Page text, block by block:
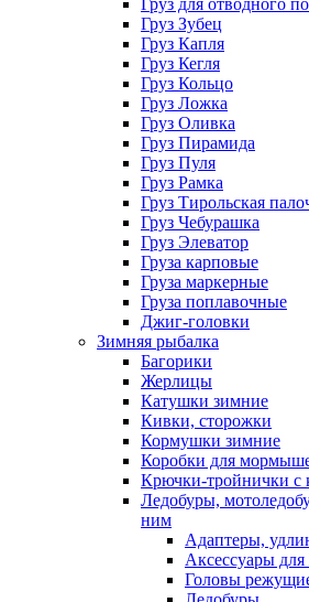
Груз для отводного
Груз Зубец
Груз Капля
Груз Кегля
Груз Кольцо
Груз Ложка
Груз Оливка
Груз Пирамида
Груз Пуля
Груз Рамка
Груз Тирольская
Груз Чебурашка
Груз Элеватор
Груза карповые
Груза маркерные
Груза поплавочные
Джиг-головки
Зимняя рыбалка
Багорики
Жерлицы
Катушки зимние
Кивки, сторожки
Кормушки зимние
Коробки для
Крючки-тройнички с
Ледобуры,
ним
Адаптеры,
Аксессуары для
Головы